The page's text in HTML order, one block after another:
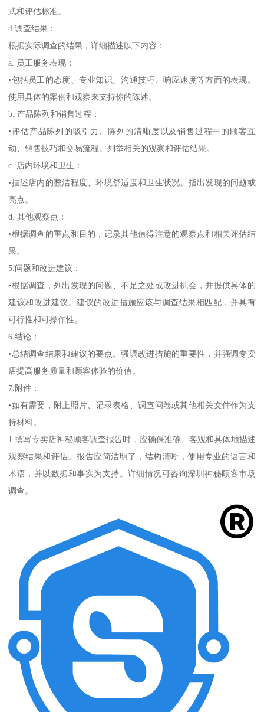
式和评估标准。
4.调查结果：
根据实际调查的结果，详细描述以下内容：
a. 员工服务表现：
•包括员工的态度、专业知识、沟通技巧、响应速度等方面的表现。
使用具体的案例和观察来支持你的陈述。
b. 产品陈列和销售过程：
•评估产品陈列的吸引力、陈列的清晰度以及销售过程中的顾客互
动、销售技巧和交易流程。列举相关的观察和评估结果。
c. 店内环境和卫生：
•描述店内的整洁程度、环境舒适度和卫生状况。指出发现的问题或
亮点。
d. 其他观察点：
•根据调查的重点和目的，记录其他值得注意的观察点和相关评估结
果。
5.问题和改进建议：
•根据调查，列出发现的问题、不足之处或改进机会，并提供具体的
建议和改进建议。建议的改进措施应该与调查结果相匹配，并具有
可行性和可操作性。
6.结论：
•总结调查结果和建议的要点。强调改进措施的重要性，并强调专卖
店提高服务质量和顾客体验的价值。
7.附件：
•如有需要，附上照片、记录表格、调查问卷或其他相关文件作为支
持材料。
1.撰写专卖店神秘顾客调查报告时，应确保准确、客观和具体地描述
观察结果和评估。报告应简洁明了，结构清晰，使用专业的语言和
术语，并以数据和事实为支持。详细情况可咨询深圳神秘顾客市场
调查。